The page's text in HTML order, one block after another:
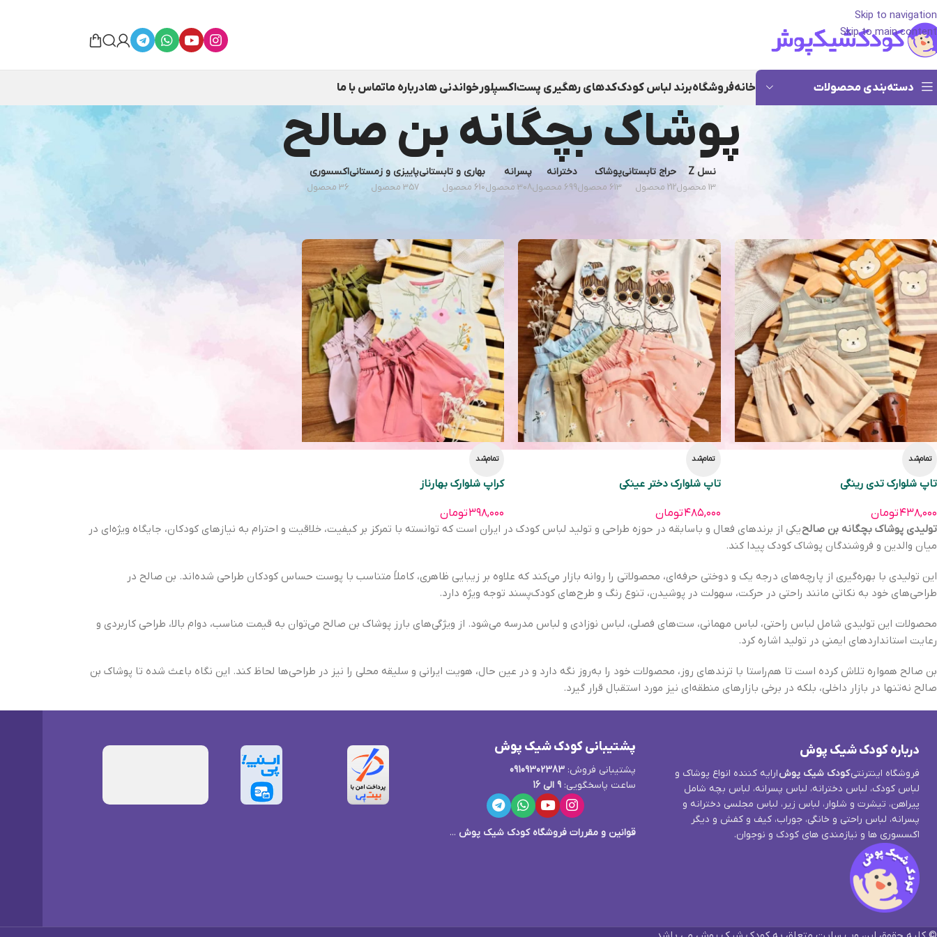
Skip to navigation
Skip to main content
دسته‌بندی محصولات خانهفروشگاهبرند لباس کودککدهای رهگیری پستاکسپلورخواندنی هادرباره ماتماس با ما
پوشاک بچگانه بن صالح
نسل Z
13 محصول
حراج تابستانی
212 محصول
پوشاک
613 محصول
دخترانه
699 محصول
پسرانه
308 محصول
بهاری و تابستانی
610 محصول
پاییزی و زمستانی
357 محصول
اکسسوری
36 محصول
تمام‌شد
تاپ شلوارک تدی رینگی
۴۳۸,۰۰۰تومان
تمام‌شد
تاپ شلوارک دختر عینکی
۴۸۵,۰۰۰تومان
تمام‌شد
کراپ شلوارک بهارناز
۳۹۸,۰۰۰تومان
تولیدی پوشاک بچگانه بن صالحیکی از برندهای فعال و باسابقه در حوزه طراحی و تولید لباس کودک در ایران است که توانسته با تمرکز بر کیفیت، خلاقیت و احترام به نیازهای کودکان، جایگاه ویژه‌ای در
میان والدین و فروشندگان پوشاک کودک پیدا کند.
این تولیدی با بهره‌گیری از پارچه‌های درجه یک و دوختی حرفه‌ای، محصولاتی را روانه بازار می‌کند که علاوه بر زیبایی ظاهری، کاملاً متناسب با پوست حساس کودکان طراحی شده‌اند. بن صالح در
طراحی‌های خود به نکاتی مانند راحتی در حرکت، سهولت در پوشیدن، تنوع رنگ و طرح‌های کودک‌پسند توجه ویژه دارد.
محصولات این تولیدی شامل لباس راحتی، لباس مهمانی، ست‌های فصلی، لباس نوزادی و لباس مدرسه می‌شود. از ویژگی‌های بارز پوشاک بن صالح می‌توان به قیمت مناسب، دوام بالا، طراحی کاربردی و
رعایت استانداردهای ایمنی در تولید اشاره کرد.
بن صالح همواره تلاش کرده است تا هم‌راستا با ترندهای روز، محصولات خود را به‌روز نگه دارد و در عین حال، هویت ایرانی و سلیقه محلی را نیز در طراحی‌ها لحاظ کند. این نگاه باعث شده تا پوشاک بن
صالح نه‌تنها در بازار داخلی، بلکه در برخی بازارهای منطقه‌ای نیز مورد استقبال قرار گیرد.
درباره کودک شیک پوش
فروشگاه اینترنتیکودک شیک پوشارایه کننده انواع پوشاک و
لباس کودک، لباس دخترانه، لباس پسرانه، لباس بچه شامل
پیراهن، تیشرت و شلوار، لباس زیر، لباس مجلسی دخترانه و
پسرانه، لباس راحتی و خانگی، جوراب، کیف و کفش و دیگر
اکسسوری ها و نیازمندی های کودک و نوجوان.
پشتیبانی کودک شیک پوش
پشتیبانی فروش:09109302383
ساعت پاسخگویی:9 الی 16
قوانین و مقررات فروشگاه کودک شیک پوش ...